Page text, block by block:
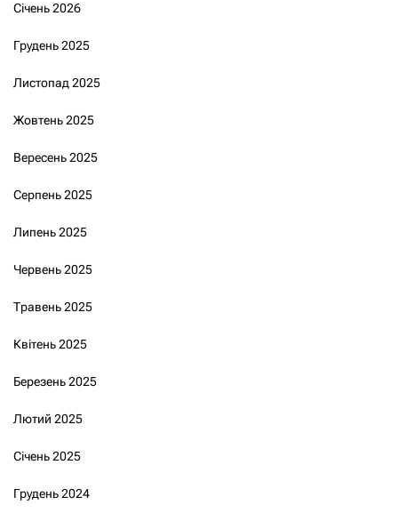
Січень 2026
Грудень 2025
Листопад 2025
Жовтень 2025
Вересень 2025
Серпень 2025
Липень 2025
Червень 2025
Травень 2025
Квітень 2025
Березень 2025
Лютий 2025
Січень 2025
Грудень 2024